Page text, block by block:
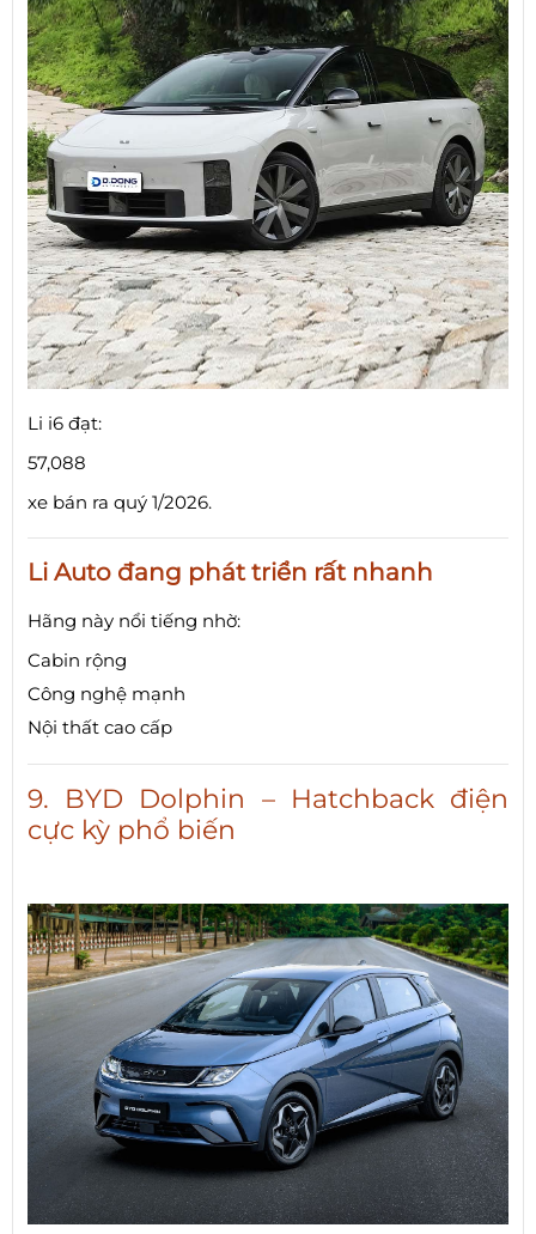
Li i6 đạt:
57,088
xe bán ra quý 1/2026.
Li Auto đang phát triển rất nhanh
Hãng này nổi tiếng nhờ:
Cabin rộng
Công nghệ mạnh
Nội thất cao cấp
9. BYD Dolphin – Hatchback điện
cực kỳ phổ biến